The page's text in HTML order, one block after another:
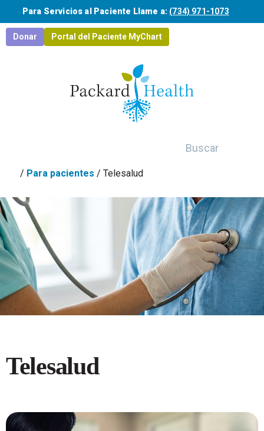
Saltar al contenido principal
Para Servicios al Paciente Llame a: (734) 971-1073
Donar Portal del Paciente MyChart
/ Para pacientes / Telesalud
Telesalud